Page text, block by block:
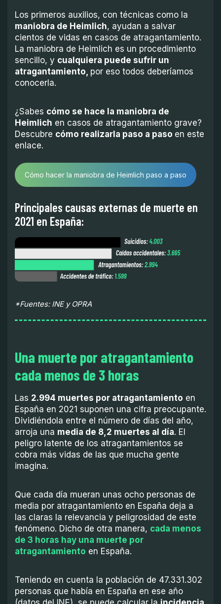
Los primeros auxilios, con técnicas como la
maniobra de Heimlich, ayudan a salvar
cientos de vidas en casos de atragantamiento.
La maniobra de Heimlich es un procedimiento
sencillo, y cualquiera puede sufrir un
atragantamiento, por eso todos deberíamos
conocerla.
¿Sabes cómo se hace la maniobra de
Heimlich en casos de atragantamiento grave?
Descubre cómo realizarla paso a paso en este
enlace.
Cómo hacer la maniobra de Heimlich paso a paso
Principales causas externas de muerte en
2021 en España:
*Fuentes: INE y OPRA
Una muerte por atragantamiento
cada menos de 3 horas
Las 2.994 muertes por atragantamiento en
España en 2021 suponen una cifra preocupante.
Dividiéndola entre el número de días del año,
arroja una media de 8,2 muertes al día. El
peligro latente de los atragantamientos se
cobra más vidas de las que mucha gente
imagina.
Que cada día mueran unas ocho personas de
media por atragantamiento en España deja a
las claras la relevancia y peligrosidad de este
fenómeno. Dicho de otra manera, cada menos
de 3 horas hay una muerte por
atragantamiento en España.
Teniendo en cuenta la población de 47.331.302
personas que había en España en ese año